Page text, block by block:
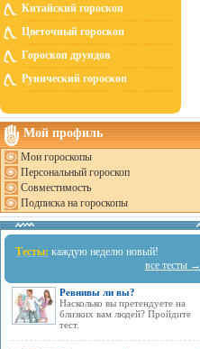
Китайский гороскоп
Цветочный гороскоп
Гороскоп друидов
Рунический гороскоп
Мой профиль
Мои гороскопы
Персональный гороскоп
Совместимость
Подписка на гороскопы
Тесты: каждую неделю новый!
все тесты →
Ревнивы ли вы?
Насколько вы претендуете на
близких вам людей? Пройдите
тест.